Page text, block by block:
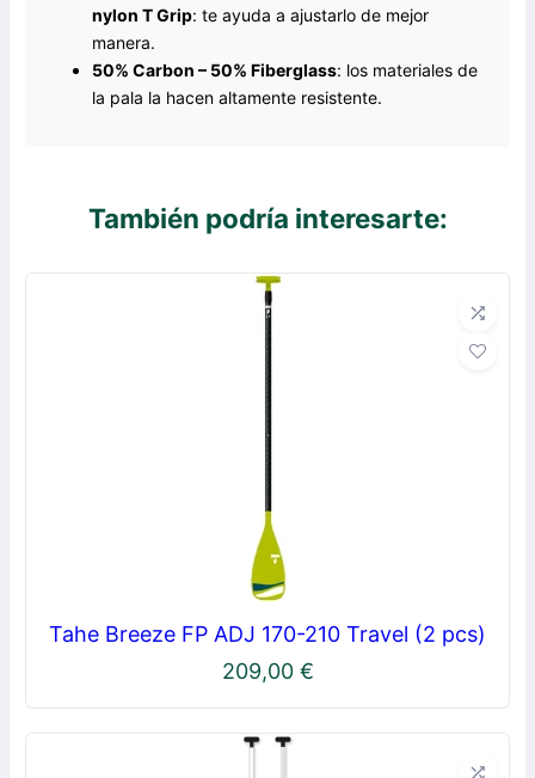
nylon T Grip: te ayuda a ajustarlo de mejor
manera.
50% Carbon – 50% Fiberglass: los materiales de
la pala la hacen altamente resistente.
También podría interesarte:
Tahe Breeze FP ADJ 170-210 Travel (2 pcs)
209,00 €